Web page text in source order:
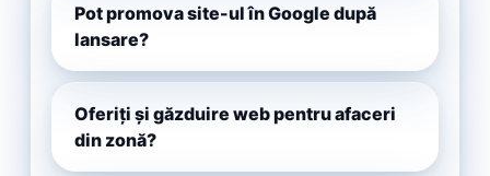
Pot promova site-ul în Google după
lansare?
Oferiți și găzduire web pentru afaceri
din zonă?